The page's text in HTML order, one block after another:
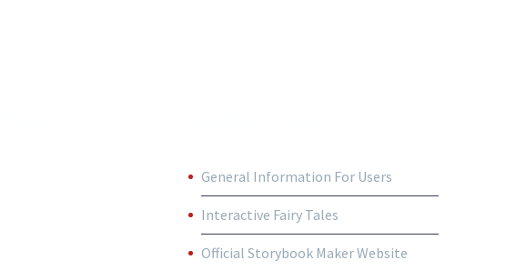
General Information For Users
Interactive Fairy Tales
Official Storybook Maker Website